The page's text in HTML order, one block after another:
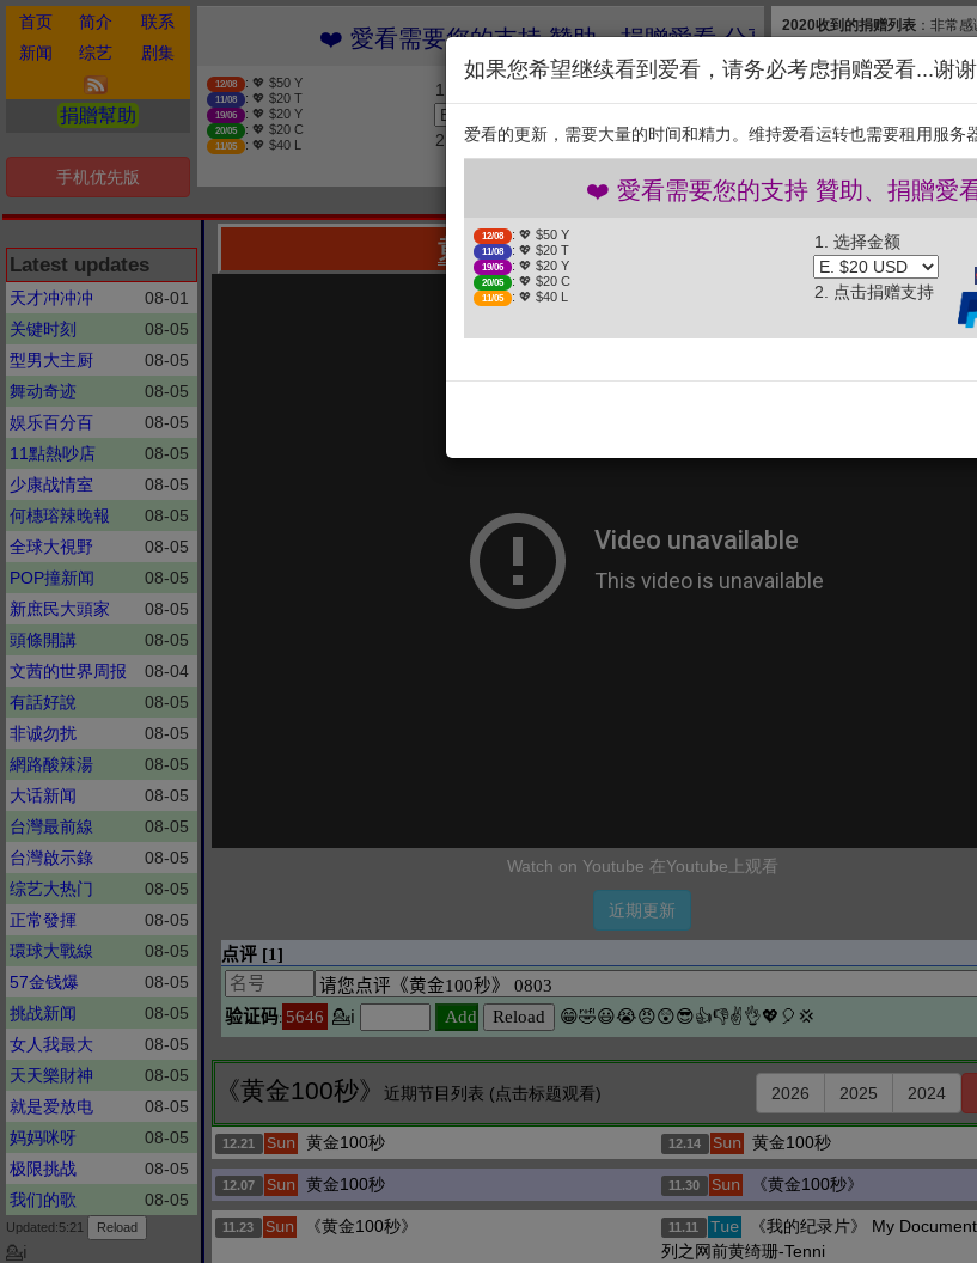
首页 简介
联系
新闻
综艺 剧集
捐贈幫助
手机优先版
❤️ 愛看需要您的支持 贊助、捐贈愛看 分享、傳播愛看 ❤️
12/08 : 💖 $50 Y
11/08 : 💖 $20 T
19/06 : 💖 $20 Y
20/05 : 💖 $20 C
11/05 : 💖 $40 L
1. 选择金额
2. 点击捐赠支持
2020收到的捐赠列表：非常感
款, 合计$830. 扣除银行费用
和维护【爱看】，我们需要投
继续
Latest updates
天才冲冲冲
08-01
关键时刻
08-05
型男大主厨
08-05
舞动奇迹
08-05
娱乐百分百
08-05
11點熱吵店
08-05
少康战情室
08-05
何橞瑢辣晚報
08-05
全球大視野
08-05
POP撞新闻
08-05
新庶民大頭家
08-05
頭條開講
08-05
文茜的世界周报
08-04
有話好說
08-05
非诚勿扰
08-05
網路酸辣湯
08-05
大话新闻
08-05
台灣最前線
08-05
台灣啟示錄
08-05
综艺大热门
08-05
正常發揮
08-05
環球大戰線
08-05
57金钱爆
08-05
挑战新闻
08-05
女人我最大
08-05
天天樂財神
08-05
就是爱放电
08-05
妈妈咪呀
08-05
极限挑战
08-05
我们的歌
08-05
Updated:5:21
💁ℹ
黄金100秒 暑期特别节目—黄金宝贝 (2014.08.03)
Watch on Youtube 在Youtube上观看
近期更新
《黄金100秒》 近期节目列表 (点击标题观看) 2026 2025 2024
12.21 Sun 黄金100秒 12.14 Sun 黄金100秒
12.07 Sun 黄金100秒 11.30 Sun 《黄金100秒》
11.23 Sun 《黄金100秒》 11.11 Tue
《我的纪录片》 My
列之网前黄绮珊-Tenni
如果您希望继续看到爱看，请务必考虑捐赠爱看...谢谢
爱看的更新，需要大量的时间和精力。维持爱看运转也需要租用服务
❤️ 愛看需要您的支持 贊助、捐贈愛看 分
12/08 : 💖 $50 Y
11/08 : 💖 $20 T
19/06 : 💖 $20 Y
20/05 : 💖 $20 C
11/05 : 💖 $40 L
1. 选择金额
2. 点击捐赠支持